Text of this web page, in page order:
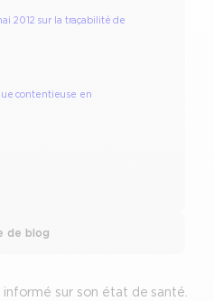
sur son état de santé.
2012 sur la traçabilité de
contentieuse en
de blog